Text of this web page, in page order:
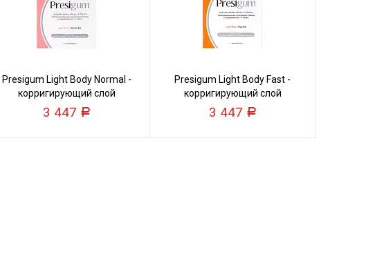
Presigum Light Body Normal -
корригирующий слой
3 447 Р
Presigum Light Body Fast -
корригирующий слой
3 447 Р